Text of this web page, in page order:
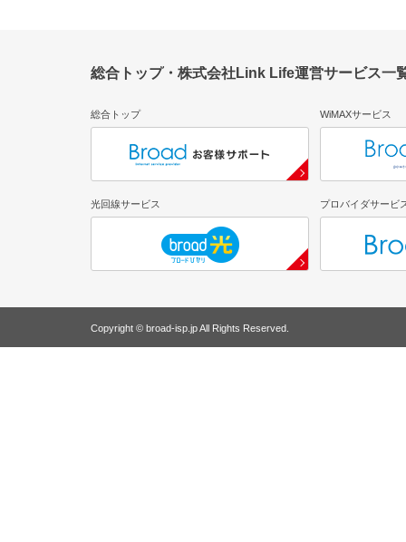
総合トップ・株式会社Link Life運営サービス一
総合トップ WiMAXサービス
光回線サービス プロバイダサービ
Copyright © broad-isp.jp All Rights Reserved.